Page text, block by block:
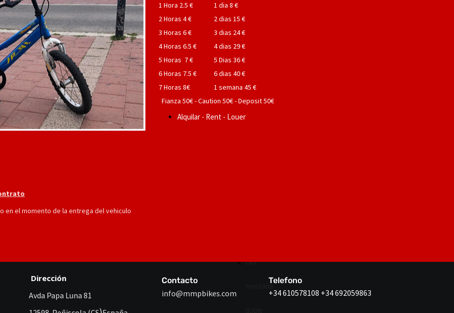
Dirección Contacto Telefono
+34 610578108 +34 692059863
Avda Papa Luna 81
info@mmpbikes.com
electrica
Bici
1 Hora 2.5 €
1 dia 8 €
2 Horas 4 €
2 dias 15 €
3 Horas 6 €
3 dias 24 €
4 Horas 6.5 €
4 dias 29 €
5 Horas 7 €
5 Dias 36 €
6 Horas 7.5 €
6 dias 40 €
7 Horas 8€
1 semana 45 €
Fianza 50€ - Caution 50€ - Deposit 50€
Alquilar - Rent - Louer
en el momento de la entrega del vehiculo